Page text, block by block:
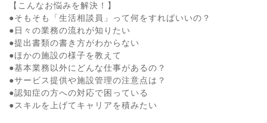
【こんなお悩みを解決！】
●そもそも「生活相談員」って何をすればいいの？
●日々の業務の流れが知りたい
●提出書類の書き方がわからない
●ほかの施設の様子を教えて
●基本業務以外にどんな仕事があるの？
●サービス提供や施設管理の注意点は？
●認知症の方への対応で困っている
●スキルを上げてキャリアを積みたい